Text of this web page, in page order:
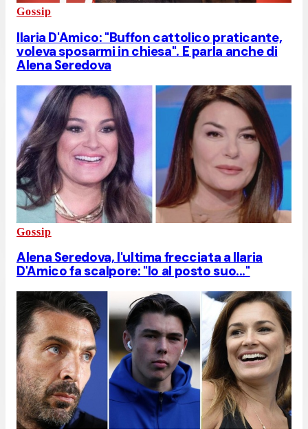
Gossip
Ilaria D'Amico: "Buffon cattolico praticante,
voleva sposarmi in chiesa". E parla anche di
Alena Seredova
Gossip
Alena Seredova, l'ultima frecciata a Ilaria
D'Amico fa scalpore: "Io al posto suo..."